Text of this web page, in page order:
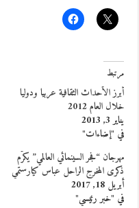
مرتبط
أبرز الأحداث الثقافية عربيا ودوليا
خلال العام 2012
يناير 3, 2013
في "إضاءات"
مهرجان “فجر السينمائي العالمي” يكرّم
ذكرى المخرج الراحل عباس كيارستمي
أبريل 18, 2017
في "خبر رئيسي"